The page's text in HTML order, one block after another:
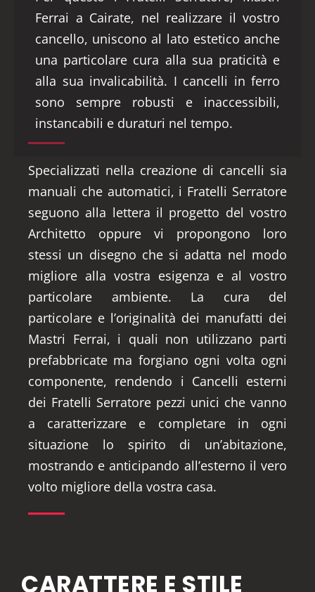
Ferrai a Cairate, nel realizzare il vostro
cancello, uniscono al lato estetico anche
una particolare cura alla sua praticità e
alla sua invalicabilità. I cancelli in ferro
sono sempre robusti e inaccessibili,
instancabili e duraturi nel tempo.
Specializzati nella creazione di cancelli sia
manuali che automatici, i Fratelli Serratore
seguono alla lettera il progetto del vostro
Architetto oppure vi propongono loro
stessi un disegno che si adatta nel modo
migliore alla vostra esigenza e al vostro
particolare ambiente. La cura del
particolare e l’originalità dei manufatti dei
Mastri Ferrai, i quali non utilizzano parti
prefabbricate ma forgiano ogni volta ogni
componente, rendendo i Cancelli esterni
dei Fratelli Serratore pezzi unici che vanno
a caratterizzare e completare in ogni
situazione lo spirito di un’abitazione,
mostrando e anticipando all’esterno il vero
volto migliore della vostra casa.
CARATTERE E STILE